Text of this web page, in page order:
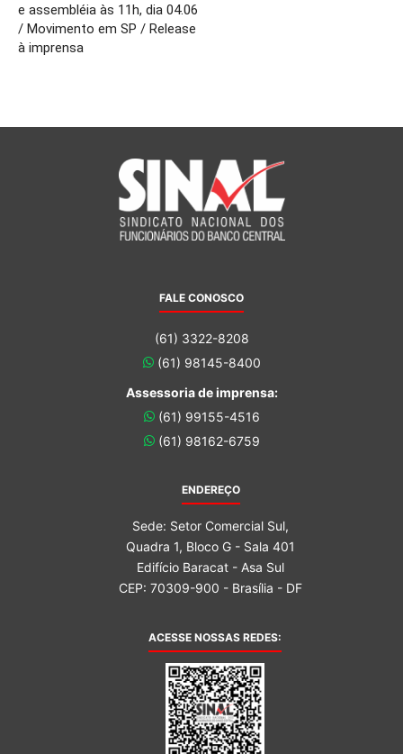
e assembléia às 11h, dia 04.06
/ Movimento em SP / Release
à imprensa
FALE CONOSCO
(61) 3322-8208
(61) 98145-8400
Assessoria de imprensa:
(61) 99155-4516
(61) 98162-6759
ENDEREÇO
Sede: Setor Comercial Sul,
Quadra 1, Bloco G - Sala 401
Edifício Baracat - Asa Sul
CEP: 70309-900 - Brasília - DF
ACESSE NOSSAS REDES: